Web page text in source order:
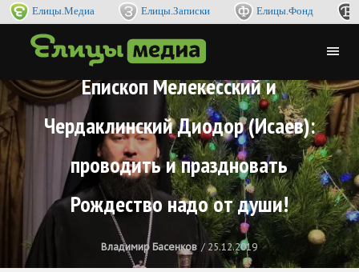
Елицы.Медиа Елицы.Записки Елицы.Фонд
Епископ Мелекесский и
Чердаклинский Диодор (Исаев):
проводить и праздновать
Рождество надо от души!
Владимир Басенков 25.12.2019